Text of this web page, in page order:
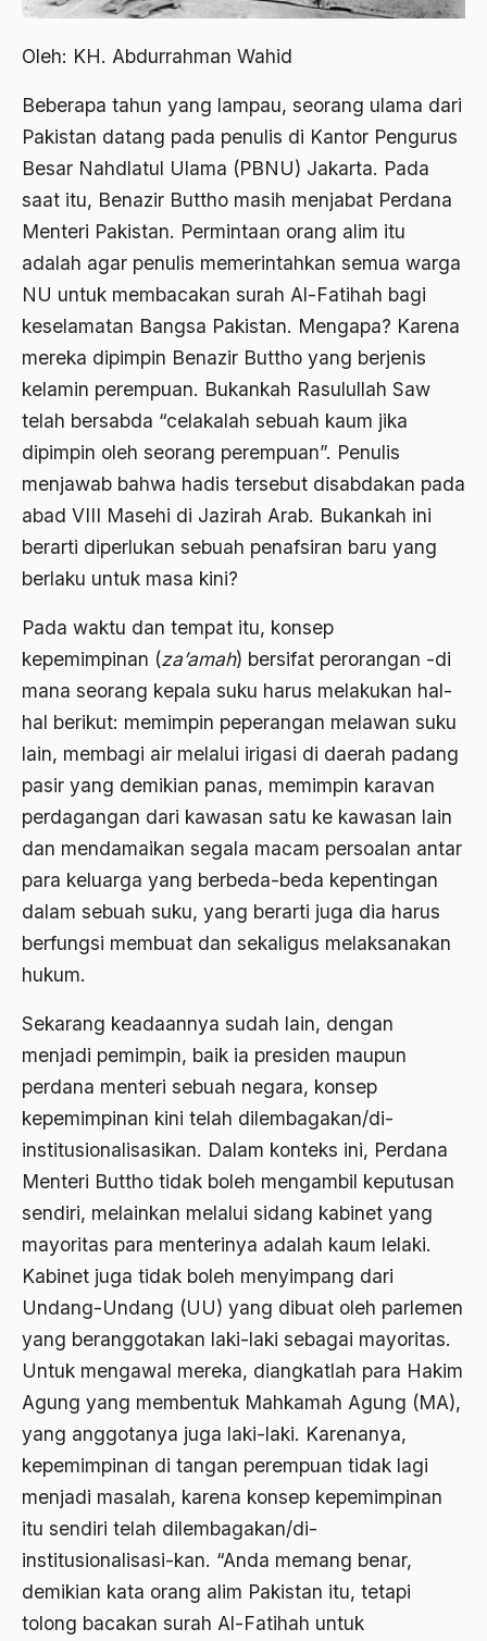
Oleh: KH. Abdurrahman Wahid
Beberapa tahun yang lampau, seorang ulama dari
Pakistan datang pada penulis di Kantor Pengurus
Besar Nahdlatul Ulama (PBNU) Jakarta. Pada
saat itu, Benazir Buttho masih menjabat Perdana
Menteri Pakistan. Permintaan orang alim itu
adalah agar penulis memerintahkan semua warga
NU untuk membacakan surah Al-Fatihah bagi
keselamatan Bangsa Pakistan. Mengapa? Karena
mereka dipimpin Benazir Buttho yang berjenis
kelamin perempuan. Bukankah Rasulullah Saw
telah bersabda “celakalah sebuah kaum jika
dipimpin oleh seorang perempuan”. Penulis
menjawab bahwa hadis tersebut disabdakan pada
abad VIII Masehi di Jazirah Arab. Bukankah ini
berarti diperlukan sebuah penafsiran baru yang
berlaku untuk masa kini?
Pada waktu dan tempat itu, konsep
kepemimpinan (za’amah) bersifat perorangan -di
mana seorang kepala suku harus melakukan hal-
hal berikut: memimpin peperangan melawan suku
lain, membagi air melalui irigasi di daerah padang
pasir yang demikian panas, memimpin karavan
perdagangan dari kawasan satu ke kawasan lain
dan mendamaikan segala macam persoalan antar
para keluarga yang berbeda-beda kepentingan
dalam sebuah suku, yang berarti juga dia harus
berfungsi membuat dan sekaligus melaksanakan
hukum.
Sekarang keadaannya sudah lain, dengan
menjadi pemimpin, baik ia presiden maupun
perdana menteri sebuah negara, konsep
kepemimpinan kini telah dilembagakan/di-
institusionalisasikan. Dalam konteks ini, Perdana
Menteri Buttho tidak boleh mengambil keputusan
sendiri, melainkan melalui sidang kabinet yang
mayoritas para menterinya adalah kaum lelaki.
Kabinet juga tidak boleh menyimpang dari
Undang-Undang (UU) yang dibuat oleh parlemen
yang beranggotakan laki-laki sebagai mayoritas.
Untuk mengawal mereka, diangkatlah para Hakim
Agung yang membentuk Mahkamah Agung (MA),
yang anggotanya juga laki-laki. Karenanya,
kepemimpinan di tangan perempuan tidak lagi
menjadi masalah, karena konsep kepemimpinan
itu sendiri telah dilembagakan/di-
institusionalisasi-kan. “Anda memang benar,
demikian kata orang alim Pakistan itu, tetapi
tolong bacakan surah Al-Fatihah untuk
2008
2007
2005
2004
2003
2002
2001
2000
1998
1997
1996
1995
1994
1993
1992
1990
1989
1987
1985
1984
1982
1981
1979
1978
1977
1976
1975
1974
Abdi Masyarakat
abdul wahid hasyim
Abdullah Sungkar
Abdullah Syafi'i
Abdurrahman Addakhil
abdurrahman wahid
Abolisi
Aboulhasan Bani Sadr
abri
Abu AMrin Ibnu Alla'
Abu Bakar Ba’asyir
abu jihad
Abu Sangkan
Abu Zayd
Aceh
Adagium
Adaptif Islam
Adat dan Syari'at
Adat Ngada
Adat Pra-Islam
Adi Sasono
Adil dan Makmur
Adipati Unus
Adnan Buyung Nasution
Adopsi
Adu Pinalti
Advisors
Aera-Europa
Afganistan
Afrika
Afrika utara
Agama & Negara